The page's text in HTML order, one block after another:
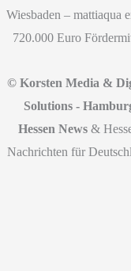
Wiesbaden – mattiaqua
720.000 Euro
© Korsten Media &
Solutions -
Hessen News &
Nachrichten für